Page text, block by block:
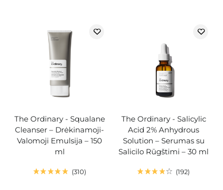
The Ordinary - Squalane
Cleanser – Drėkinamoji-
Valomoji Emulsija – 150
ml
310
The Ordinary - Salicylic
Acid 2% Anhydrous
Solution – Serumas su
Salicilo Rūgštimi – 30 ml
192